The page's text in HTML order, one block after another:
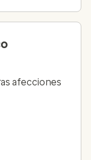
afecciones